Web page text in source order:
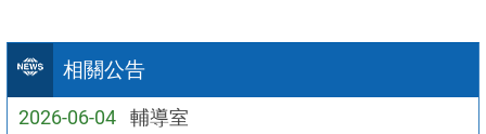
相關公告
2026-06-04 輔導室